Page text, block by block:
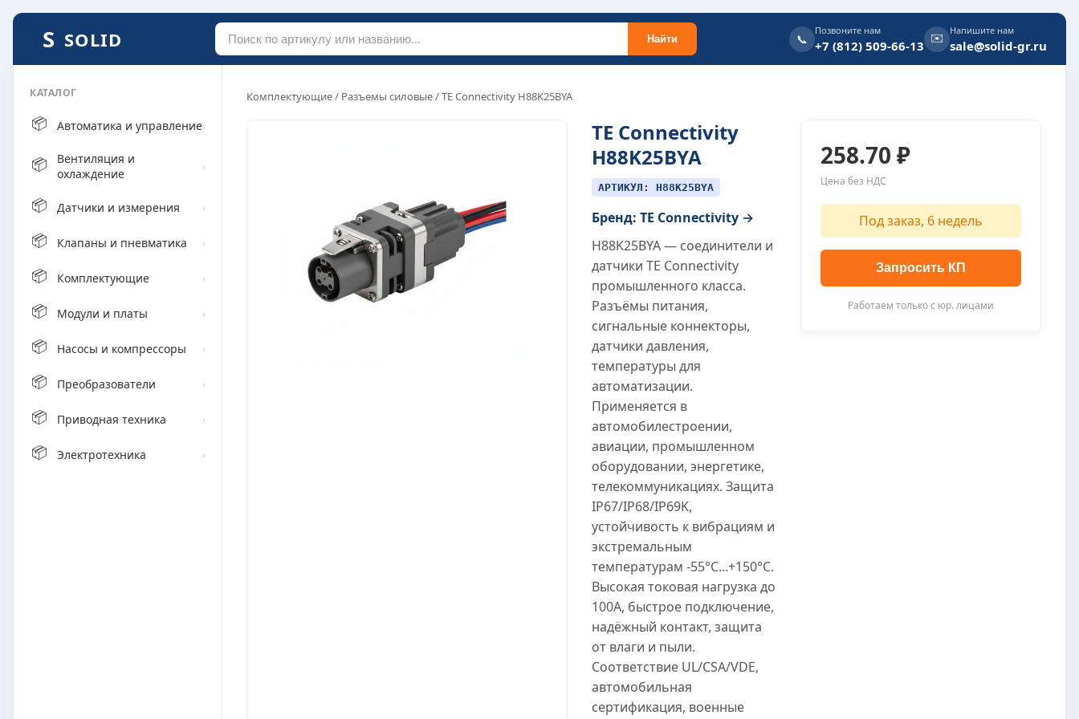
SOLID Найти 📞
Позвоните нам
+7 (812) 509-66-13
✉️ Напишите нам
sale@solid-gr.ru
КАТАЛОГ
📦 Автоматика и управление›
📦
Вентиляция и
охлаждение
›
📦 Датчики и измерения ›
📦 Клапаны и пневматика ›
📦 Комплектующие ›
📦 Модули и платы ›
📦 Насосы и компрессоры ›
📦 Преобразователи ›
📦 Приводная техника ›
📦 Электротехника ›
Комплектующие/ Разъемы силовые/ TE Connectivity H88K25BYA
TE Connectivity
H88K25BYA
АРТИКУЛ: H88K25BYA
Бренд: TE Connectivity →
H88K25BYA — соединители и
датчики TE Connectivity
промышленного класса.
Разъёмы питания,
сигнальные коннекторы,
датчики давления,
температуры для
автоматизации.
Применяется в
автомобилестроении,
авиации, промышленном
оборудовании, энергетике,
телекоммуникациях. Защита
IP67/IP68/IP69K,
устойчивость к вибрациям и
экстремальным
температурам -55°C...+150°C.
Высокая токовая нагрузка до
100A, быстрое подключение,
надёжный контакт, защита
от влаги и пыли.
Соответствие UL/CSA/VDE,
автомобильная
сертификация, военные
258.70 ₽
Цена без НДС
Под заказ, 6 недель
Запросить КП
Работаем только с юр. лицами